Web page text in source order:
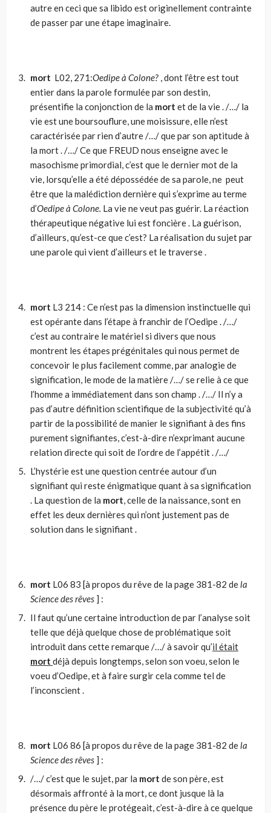
autre en ceci que sa libido est originelle­ment contrainte
de passer par une étape imaginaire.
mort L02, 271:Oedipe à Colone? , dont l’être est tout
entier dans la parole formulée par son destin,
présentifie la conjonction de la mort et de la vie . /…/ la
vie est une boursouflure, une moisissure, elle n’est
caractérisée par rien d’autre /…/ que par son aptitude à
la mort . /…/ Ce que FREUD nous enseigne avec le
masochisme primordial, c’est que le dernier mot de la
vie, lorsqu’elle a été dépossédée de sa parole, ne peut
être que la malédiction dernière qui s’exprime au terme
d’Oedipe à Colone. La vie ne veut pas guérir. La réaction
thérapeutique négative lui est foncière . La guérison,
d’ailleurs, qu’est-ce que c’est? La réalisation du sujet par
une parole qui vient d’ailleurs et le traverse .
mort L3 214 : Ce n’est pas la dimension instinctuelle qui
est opérante dans l’étape à franchir de l’Oedipe . /…/
c’est au contraire le matériel si divers que nous
montrent les étapes prégénitales qui nous permet de
concevoir le plus facilement comme, par analogie de
signification, le mode de la matière /…/ se relie à ce que
l’homme a immédiatement dans son champ . /…/ Il n’y a
pas d’autre définition scientifique de la subjectivité qu’à
partir de la possibilité de manier le signifiant à des fins
purement signifiantes, c’est-à-dire n’exprimant aucune
relation directe qui soit de l’ordre de l’appétit . /…/
L’hystérie est une question centrée autour d’un
signifiant qui reste énigmatique quant à sa signification
. La question de la mort, celle de la naissance, sont en
effet les deux dernières qui n’ont justement pas de
solution dans le signifiant .
mort L06 83 [à propos du rêve de la page 381-82 dela
Science des rêves ] :
Il faut qu’une certaine introduction de par l’analyse soit
telle que déjà quelque chose de problématique soit
introduit dans cette remarque /…/ à savoir qu’il était
mort déjà depuis longtemps, selon son voeu, selon le
voeu d’Oedipe, et à faire surgir cela comme tel de
l’inconscient .
mort L06 86 [à propos du rêve de la page 381-82 dela
Science des rêves ] :
/…/ c’est que le sujet, par la mort de son père, est
désormais affronté à la mort, ce dont jusque là la
présence du père le protégeait, c’est-à-dire à ce quelque